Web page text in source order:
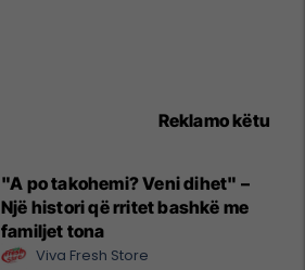
Reklamo këtu
"A po takohemi? Veni dihet" –
Një histori që rritet bashkë me
familjet tona
Viva Fresh Store